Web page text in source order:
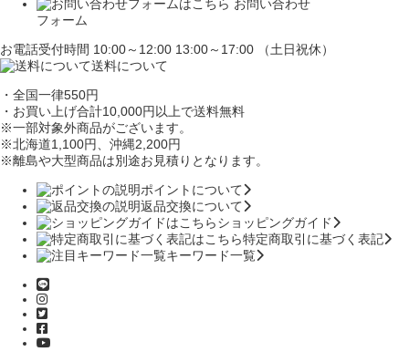
お問い合わせ
フォーム
お電話受付時間 10:00～12:00 13:00～17:00 （土日祝休）
送料について
・全国一律550円
・お買い上げ合計10,000円 以上で送料無料
※一部対象外商品がございます。
※北海道1,100円、沖縄2,200円
※離島や大型商品は別途お見積りとなります。
ポイントについて
返品交換について
ショッピングガイド
特定商取引に基づく表記
キーワード一覧